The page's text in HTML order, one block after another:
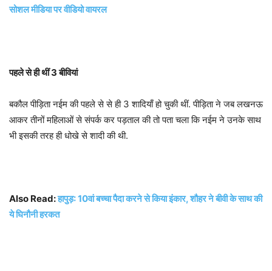
सोशल मीडिया पर वीडियो वायरल
पहले से ही थीं 3 बीवियां
बकौल पीड़िता नईम की पहले से से ही 3 शादियाँ हो चुकी थीं. पीड़िता ने जब लखनऊ
आकर तीनों महिलाओं से संपर्क कर पड़ताल की तो पता चला कि नईम ने उनके साथ
भी इसकी तरह ही धोखे से शादी की थी.
Also Read:हापुड़: 10वां बच्चा पैदा करने से किया इंकार, शौहर ने बीवी के साथ की
ये घिनौनी हरकत